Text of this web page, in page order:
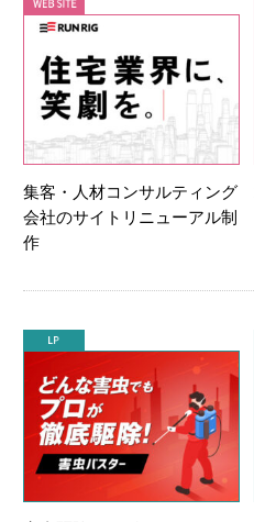
集客・人材コンサルティング
会社のサイトリニューアル制
作